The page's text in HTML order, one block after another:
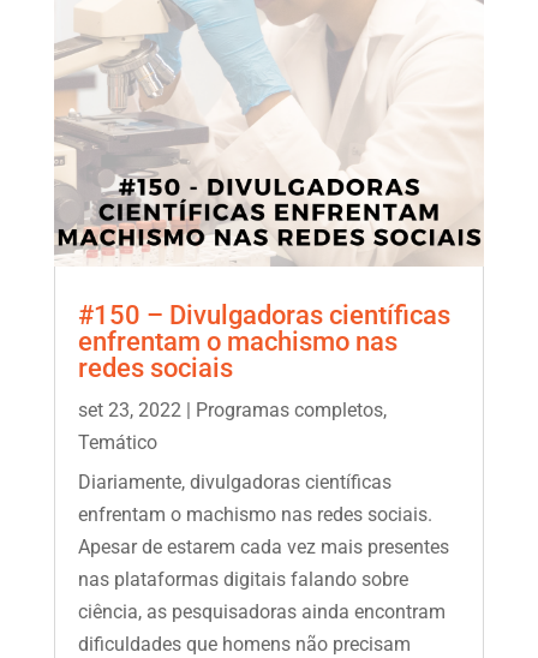
#150 – Divulgadoras científicas
enfrentam o machismo nas
redes sociais
set 23, 2022| Programas completos,
Temático
Diariamente, divulgadoras científicas
enfrentam o machismo nas redes sociais.
Apesar de estarem cada vez mais presentes
nas plataformas digitais falando sobre
ciência, as pesquisadoras ainda encontram
dificuldades que homens não precisam